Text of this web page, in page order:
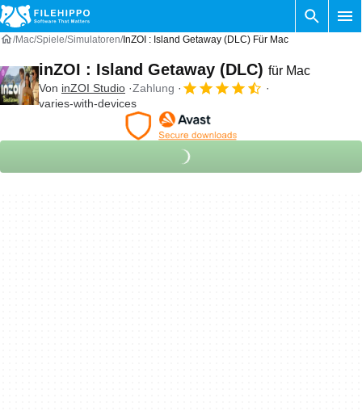
Mac Spiele Simulatoren InZOI : Island Getaway (DLC) Für Mac
inZOI : Island Getaway (DLC) für Mac
Von inZOI Studio Zahlung
varies-with-devices